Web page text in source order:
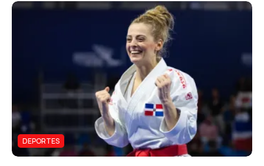
DEPORTES